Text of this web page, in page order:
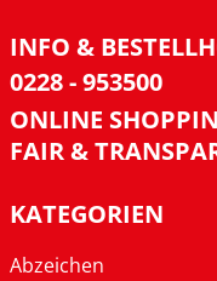
INFO &
0228 - 953500
ONLINE
FAIR &
KATEGORIEN
Abzeichen